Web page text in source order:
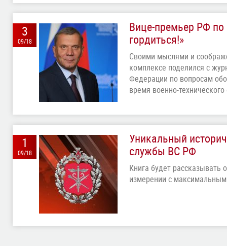
3
09/18
Вице-премьер РФ
гордиться!»
Своими мыслями и
комплексе поделился с
Федерации по вопросам
время военно-
1
09/18
Уникальный
службы ВС РФ
Книга будет рассказывать
измерении с